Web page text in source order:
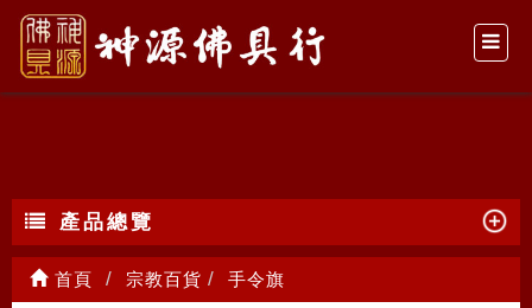
手令旗
產品總覽
首頁 宗教百貨 手令旗